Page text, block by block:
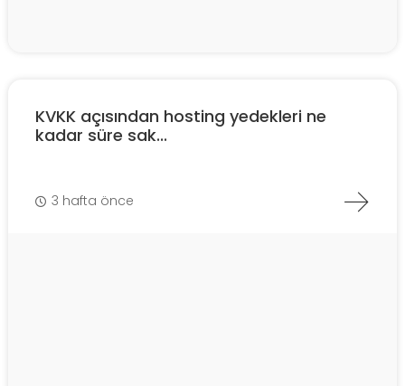
KVKK açısından hosting yedekleri ne
kadar süre sak...
3 hafta önce